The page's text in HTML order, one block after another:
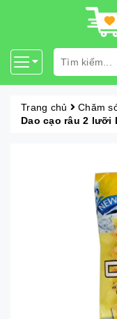
Trang chủ
Chăm
Dao cạo râu 2 lưỡi